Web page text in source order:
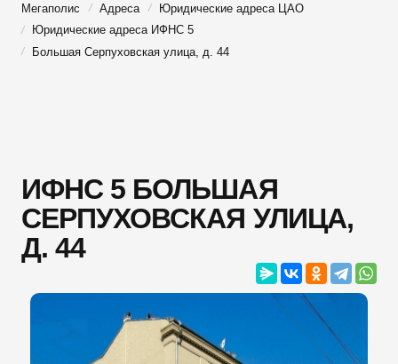
Мегаполис Адреса
Юридические адреса ЦАО
Юридические адреса ИФНС 5
Большая Серпуховская улица, д. 44
ИФНС 5 БОЛЬШАЯ
СЕРПУХОВСКАЯ УЛИЦА,
Д. 44